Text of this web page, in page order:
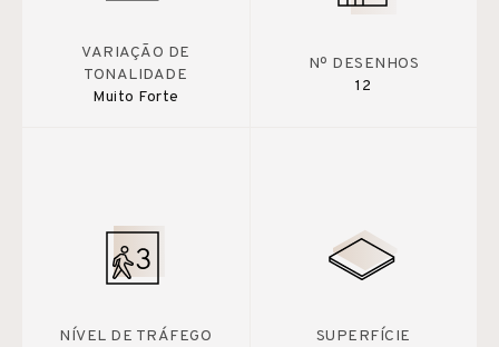
VARIAÇÃO DE
TONALIDADE
Muito Forte
Nº DESENHOS
12
NÍVEL DE TRÁFEGO
SUPERFÍCIE